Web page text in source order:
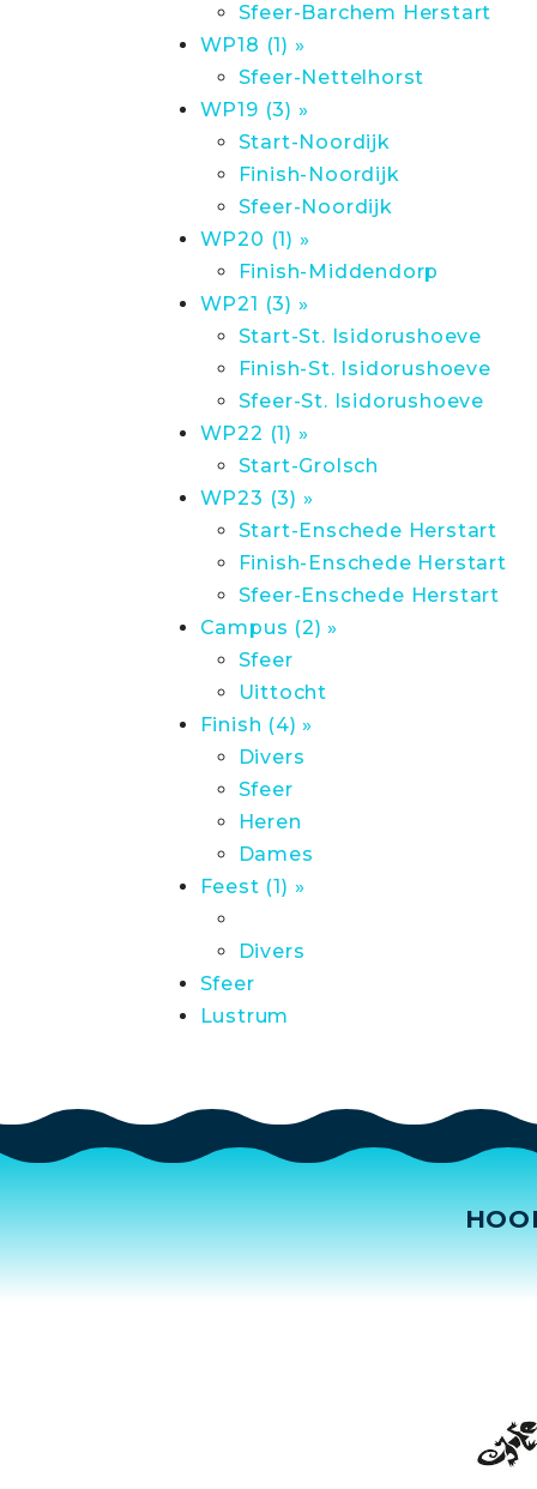
Sfeer-Barchem Herstart
WP18 (1) »
Sfeer-Nettelhorst
WP19 (3) »
Start-Noordijk
Finish-Noordijk
Sfeer-Noordijk
WP20 (1) »
Finish-Middendorp
WP21 (3) »
Start-St. Isidorushoeve
Finish-St. Isidorushoeve
Sfeer-St. Isidorushoeve
WP22 (1) »
Start-Grolsch
WP23 (3) »
Start-Enschede Herstart
Finish-Enschede Herstart
Sfeer-Enschede Herstart
Campus (2) »
Sfeer
Uittocht
Finish (4) »
Divers
Sfeer
Heren
Dames
Feest (1) »
Divers
Sfeer
Lustrum